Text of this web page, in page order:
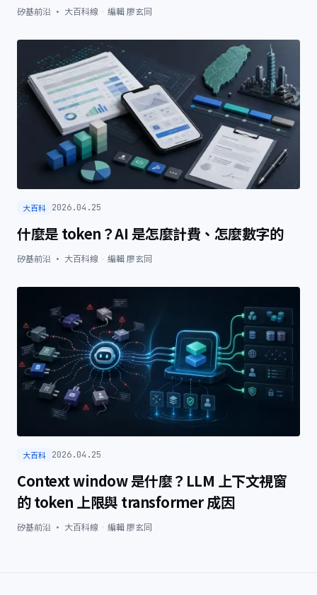
矽基前沿 · 大百科線 編輯廖玄同
大百科 2026.04.25
什麼是 token？AI 是怎麼計費、怎麼數字的
矽基前沿 · 大百科線 編輯廖玄同
大百科 2026.04.25
Context window 是什麼？LLM 上下文視窗
的 token 上限與 transformer 成因
矽基前沿 · 大百科線 編輯廖玄同